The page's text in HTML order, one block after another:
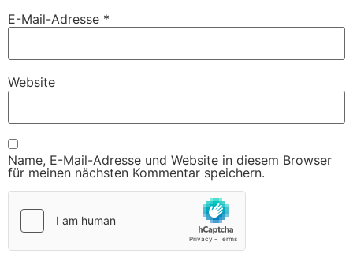
E-Mail-Adresse *
Website
Name, E-Mail-Adresse und Website in diesem Browser
für meinen nächsten Kommentar speichern.